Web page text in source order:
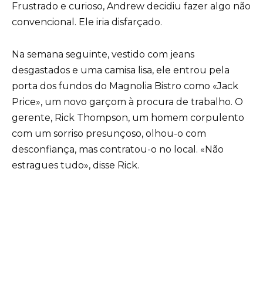
Frustrado e curioso, Andrew decidiu fazer algo não
convencional. Ele iria disfarçado.
Na semana seguinte, vestido com jeans
desgastados e uma camisa lisa, ele entrou pela
porta dos fundos do Magnolia Bistro como «Jack
Price», um novo garçom à procura de trabalho. O
gerente, Rick Thompson, um homem corpulento
com um sorriso presunçoso, olhou-o com
desconfiança, mas contratou-o no local. «Não
estragues tudo», disse Rick.